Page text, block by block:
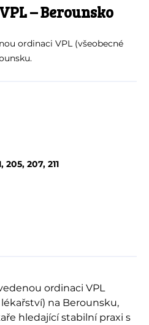
– Berounsko
ordinaci VPL (všeobecné
205, 207, 211
ordinaci VPL
na Berounsku,
hledající stabilní praxi s